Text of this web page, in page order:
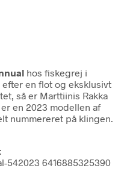
hos fiskegrej i
en flot og eksklusivt
så er Marttiinis Rakka
en 2023 modellen af
nummereret på klingen.
542023 6416885325390